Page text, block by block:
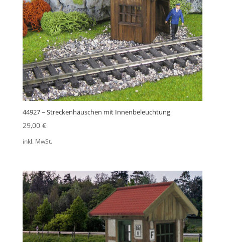
44927 – Streckenhäuschen mit Innenbeleuchtung
29,00 €
inkl. MwSt.